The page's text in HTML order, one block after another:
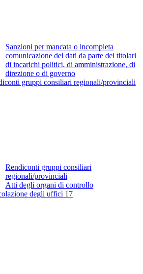
Sanzioni per mancata o incompleta
comunicazione dei dati da parte dei titolari
di incarichi politici, di amministrazione, di
direzione o di governo
gruppi consiliari regionali/provinciali
Rendiconti gruppi consiliari
regionali/provinciali
Atti degli organi di controllo
degli uffici 17